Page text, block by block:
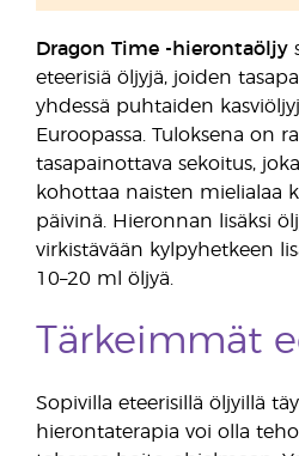
Dragon Time -hierontaöljy
eteerisiä öljyjä, joiden
yhdessä puhtaiden
Euroopassa. Tuloksena on
tasapainottava sekoitus,
kohottaa naisten mielialaa
päivinä. Hieronnan lisäksi
virkistävään kylpyhetkeen
10–20 ml öljyä.
Tärkeimmät
Sopivilla eteerisillä öljyillä
hierontaterapia voi olla